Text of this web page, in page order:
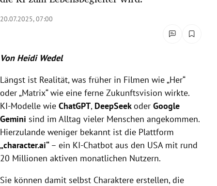
Untermenü
20.07.2025, 07:00
Von Heidi Wedel
Längst ist Realität, was früher in Filmen wie „Her“
oder „Matrix“ wie eine ferne Zukunftsvision wirkte.
KI-Modelle wie ChatGPT, DeepSeekoder Google
Gemini sind im Alltag vieler Menschen angekommen.
Hierzulande weniger bekannt ist die Plattform
„character.ai“ – ein KI-Chatbot aus den USA mit rund
20 Millionen aktiven monatlichen Nutzern.
Sie können damit selbst Charaktere erstellen, die